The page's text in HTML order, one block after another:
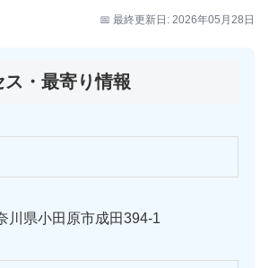
📅 最終更新日: 2026年05月28日
・最寄り情報
川県小田原市成田394-1